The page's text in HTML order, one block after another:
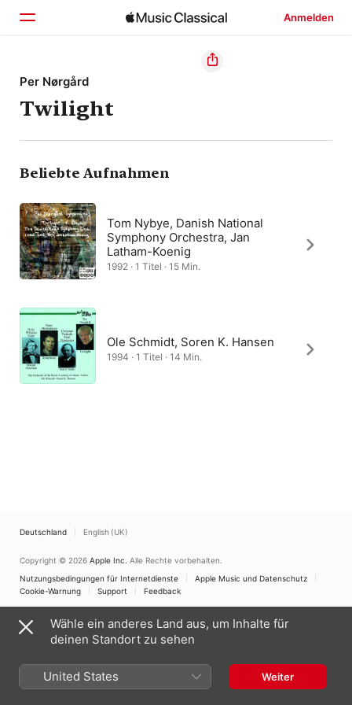
Anmelden
Startseite
Entdecken
Suchen
Per Nørgård
Twilight
Beliebte Aufnahmen
Tom Nybye, Danish National
Symphony Orchestra, Jan
Latham-Koenig
1992 · 1 Titel · 15 Min.
Ole Schmidt, Soren K. Hansen
1994 · 1 Titel · 14 Min.
Deutschland English (UK)
Copyright © 2026 Apple Inc. Alle Rechte vorbehalten.
Nutzungsbedingungen für Internetdienste
Apple Music und Datenschutz
Cookie-Warnung
Support Feedback
Wähle ein anderes Land aus, um Inhalte für
deinen Standort zu sehen
United States Weiter